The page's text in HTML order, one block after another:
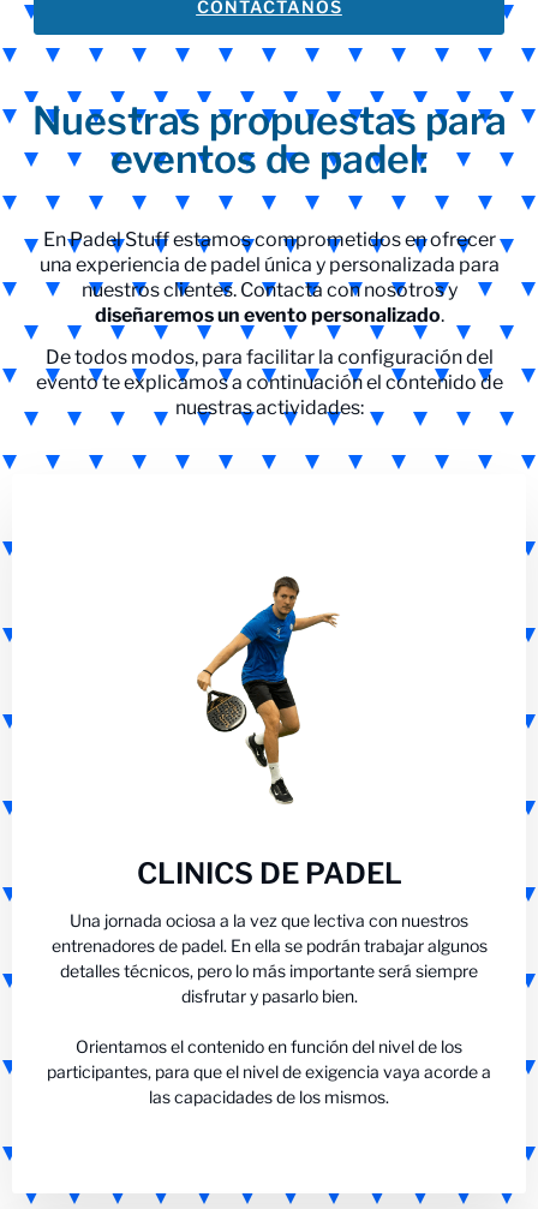
CONTÁCTANOS
Nuestras propuestas para
eventos de padel:
En Padel Stuff estamos comprometidos en ofrecer
una experiencia de padel única y personalizada para
nuestros clientes. Contacta con nosotros y
diseñaremos un evento personalizado.
De todos modos, para facilitar la configuración del
evento te explicamos a continuación el contenido de
nuestras actividades:
CLINICS DE PADEL
Una jornada ociosa a la vez que lectiva con nuestros
entrenadores de padel. En ella se podrán trabajar algunos
detalles técnicos, pero lo más importante será siempre
disfrutar y pasarlo bien.
Orientamos el contenido en función del nivel de los
participantes, para que el nivel de exigencia vaya acorde a
las capacidades de los mismos.